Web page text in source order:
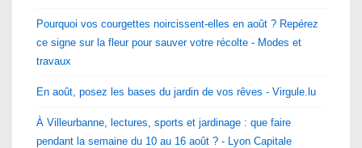
Pourquoi vos courgettes noircissent-elles en août ? Repérez
ce signe sur la fleur pour sauver votre récolte - Modes et
travaux
En août, posez les bases du jardin de vos rêves - Virgule.lu
À Villeurbanne, lectures, sports et jardinage : que faire
pendant la semaine du 10 au 16 août ? - Lyon Capitale